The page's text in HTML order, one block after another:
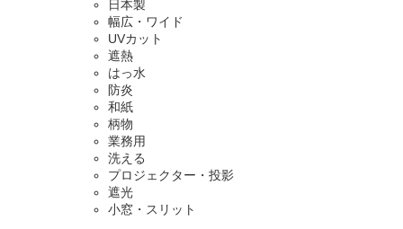
日本製
幅広・ワイド
UVカット
遮熱
はっ水
防炎
和紙
柄物
業務用
洗える
プロジェクター・投影
遮光
小窓・スリット